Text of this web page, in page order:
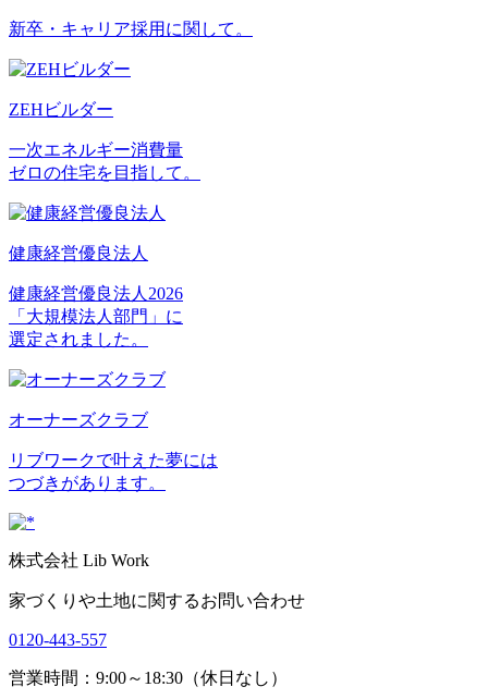
新卒・キャリア採用に関して。
ZEHビルダー
一次エネルギー消費量
ゼロの住宅を目指して。
健康経営優良法人
健康経営優良法人2026
「大規模法人部門」に
選定されました。
オーナーズクラブ
リブワークで叶えた夢には
つづきがあります。
株式会社 Lib Work
家づくりや土地に関するお問い合わせ
0120-443-557
営業時間：9:00～18:30（休日なし）